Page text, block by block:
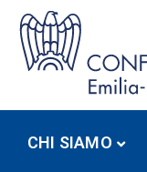
CHI SIAMO